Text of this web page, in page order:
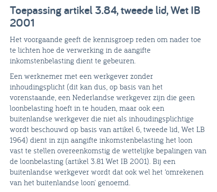
Toepassing artikel 3.84, tweede lid, Wet IB
2001
Het voorgaande geeft de kennisgroep reden om nader toe
te lichten hoe de verwerking in de aangifte
inkomstenbelasting dient te gebeuren.
Een werknemer met een werkgever zonder
inhoudingsplicht (dit kan dus, op basis van het
vorenstaande, een Nederlandse werkgever zijn die geen
loonbelasting hoeft in te houden, maar ook een
buitenlandse werkgever die niet als inhoudingsplichtige
wordt beschouwd op basis van artikel 6, tweede lid, Wet LB
1964) dient in zijn aangifte inkomstenbelasting het loon
vast te stellen overeenkomstig de wettelijke bepalingen van
de loonbelasting (artikel 3.81 Wet IB 2001). Bij een
buitenlandse werkgever wordt dat ook wel het ‘omrekenen
van het buitenlandse loon' genoemd.